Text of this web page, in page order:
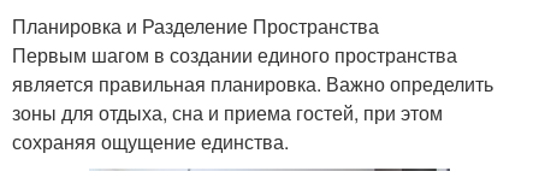
Планировка и Разделение Пространства
Первым шагом в создании единого пространства
является правильная планировка. Важно определить
зоны для отдыха, сна и приема гостей, при этом
сохраняя ощущение единства.